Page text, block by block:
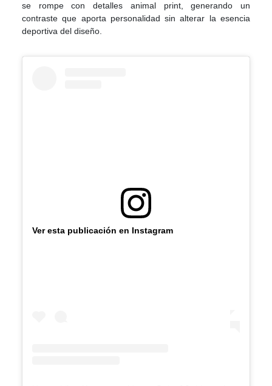
se rompe con detalles animal print, generando un
contraste que aporta personalidad sin alterar la esencia
deportiva del diseño.
Ver esta publicación en Instagram